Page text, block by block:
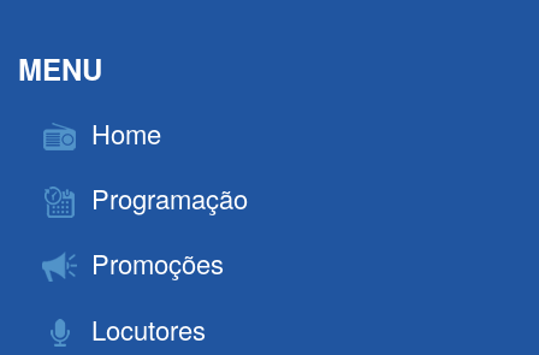
MENU
Home
Programação
Promoções
Locutores